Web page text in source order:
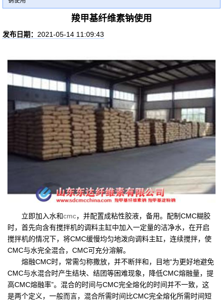
羧甲基纤维素钠使用
发布日期： 2021-05-14 11:09:43
立即加入水和cmc，并配置成粘性胶液，备用。配制CMC糊胶
时，首先向含有搅拌机的调料主缸中加入一定量的洁净水，在开启
搅拌机的情况下，将CMC缓慢均匀地泼向调料主缸，连续搅拌，使
CMC与水完全混合，CMC可充分溶解。
熔融CMC时，常需匀称撒放，并不断拌和，目地“为更好地避免
CMC与水混合时产生结块、结团等困难现象，降低CMC熔融量，提
高CMC熔融率”。混合的时间与CMC完全熔化的时间并不一致，这
是两个定义，一般而言，混合所需时间比CMC完全熔化所需时间短